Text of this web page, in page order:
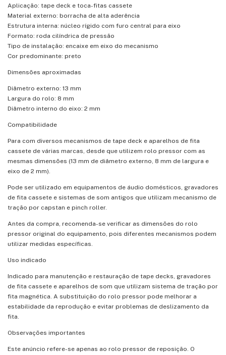
Aplicação: tape deck e toca-fitas cassete
Material externo: borracha de alta aderência
Estrutura interna: núcleo rígido com furo central para eixo
Formato: roda cilíndrica de pressão
Tipo de instalação: encaixe em eixo do mecanismo
Cor predominante: preto
Dimensões aproximadas
Diâmetro externo: 13 mm
Largura do rolo: 8 mm
Diâmetro interno do eixo: 2 mm
Compatibilidade
Para com diversos mecanismos de tape deck e aparelhos de fita
cassete de várias marcas, desde que utilizem rolo pressor com as
mesmas dimensões (13 mm de diâmetro externo, 8 mm de largura e
eixo de 2 mm).
Pode ser utilizado em equipamentos de áudio domésticos, gravadores
de fita cassete e sistemas de som antigos que utilizam mecanismo de
tração por capstan e pinch roller.
Antes da compra, recomenda-se verificar as dimensões do rolo
pressor original do equipamento, pois diferentes mecanismos podem
utilizar medidas específicas.
Uso indicado
Indicado para manutenção e restauração de tape decks, gravadores
de fita cassete e aparelhos de som que utilizam sistema de tração por
fita magnética. A substituição do rolo pressor pode melhorar a
estabilidade da reprodução e evitar problemas de deslizamento da
fita.
Observações importantes
Este anúncio refere-se apenas ao rolo pressor de reposição. O